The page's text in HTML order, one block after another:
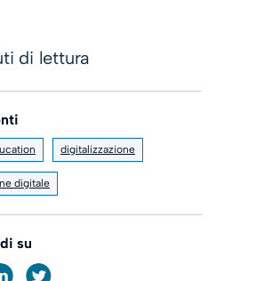
di lettura
digitalizzazione
digitale
su